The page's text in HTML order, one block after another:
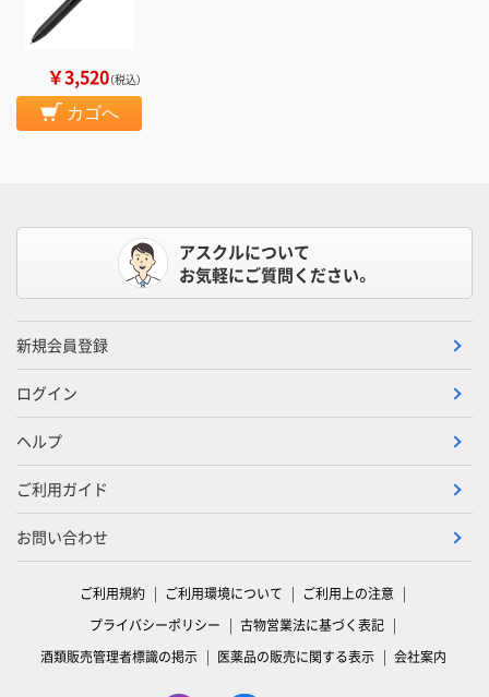
￥3,520（税込）
カゴへ
アスクルについて
お気軽にご質問ください。
新規会員登録
ログイン
ヘルプ
ご利用ガイド
お問い合わせ
ご利用規約 ご利用環境について
ご利用上の注意
プライバシーポリシー
古物営業法に基づく表記
酒類販売管理者標識の掲示
医薬品の販売に関する表示 会社案内